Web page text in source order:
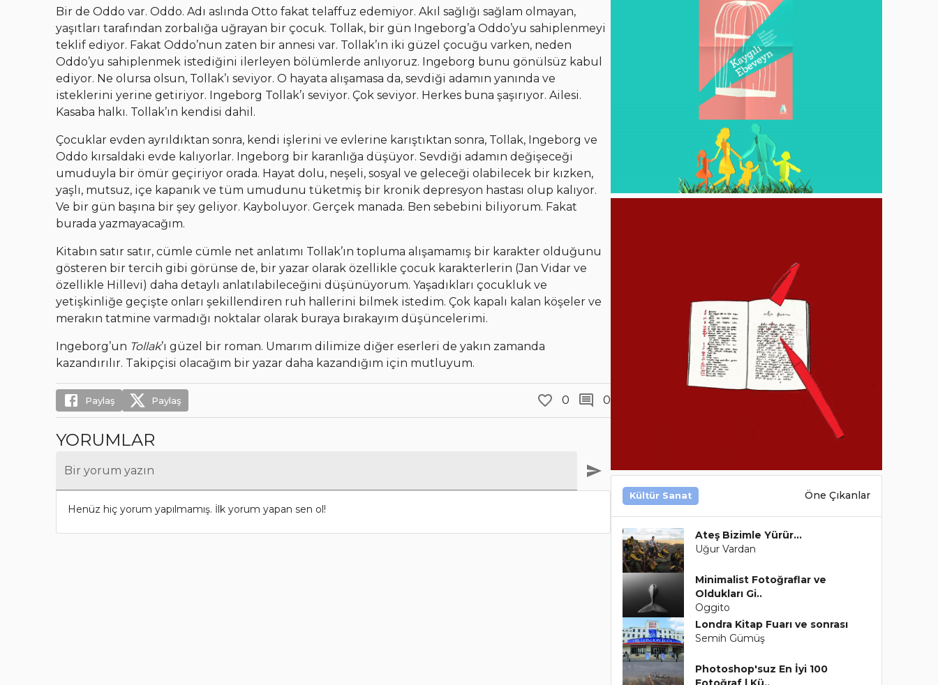
Bir de Oddo var. Oddo. Adı aslında Otto fakat telaffuz edemiyor. Akıl sağlığı sağlam olmayan,
yaşıtları tarafından zorbalığa uğrayan bir çocuk. Tollak, bir gün Ingeborg’a Oddo’yu sahiplenmeyi
teklif ediyor. Fakat Oddo’nun zaten bir annesi var. Tollak’ın iki güzel çocuğu varken, neden
Oddo’yu sahiplenmek istediğini ilerleyen bölümlerde anlıyoruz. Ingeborg bunu gönülsüz kabul
ediyor. Ne olursa olsun, Tollak’ı seviyor. O hayata alışamasa da, sevdiği adamın yanında ve
isteklerini yerine getiriyor. Ingeborg Tollak’ı seviyor. Çok seviyor. Herkes buna şaşırıyor. Ailesi.
Kasaba halkı. Tollak’ın kendisi dahil.
Çocuklar evden ayrıldıktan sonra, kendi işlerini ve evlerine karıştıktan sonra, Tollak, Ingeborg ve
Oddo kırsaldaki evde kalıyorlar. Ingeborg bir karanlığa düşüyor. Sevdiği adamın değişeceği
umuduyla bir ömür geçiriyor orada. Hayat dolu, neşeli, sosyal ve geleceği olabilecek bir kızken,
yaşlı, mutsuz, içe kapanık ve tüm umudunu tüketmiş bir kronik depresyon hastası olup kalıyor.
Ve bir gün başına bir şey geliyor. Kayboluyor. Gerçek manada. Ben sebebini biliyorum. Fakat
burada yazmayacağım.
Kitabın satır satır, cümle cümle net anlatımı Tollak’ın topluma alışamamış bir karakter olduğunu
gösteren bir tercih gibi görünse de, bir yazar olarak özellikle çocuk karakterlerin (Jan Vidar ve
özellikle Hillevi) daha detaylı anlatılabileceğini düşünüyorum. Yaşadıkları çocukluk ve
yetişkinliğe geçişte onları şekillendiren ruh hallerini bilmek istedim. Çok kapalı kalan köşeler ve
merakın tatmine varmadığı noktalar olarak buraya bırakayım düşüncelerimi.
Ingeborg’un Tollak’ı güzel bir roman. Umarım dilimize diğer eserleri de yakın zamanda
kazandırılır. Takipçisi olacağım bir yazar daha kazandığım için mutluyum.
Paylaş Paylaş 0 0
YORUMLAR
Bir yorum yazın
Henüz hiç yorum yapılmamış. İlk yorum yapan sen ol!
Kültür Sanat Öne Çıkanlar
Ateş Bizimle Yürür...
Uğur Vardan
Minimalist Fotoğraflar ve
Oldukları Gi..
Oggito
Londra Kitap Fuarı ve sonrası
Semih Gümüş
Photoshop'suz En İyi 100